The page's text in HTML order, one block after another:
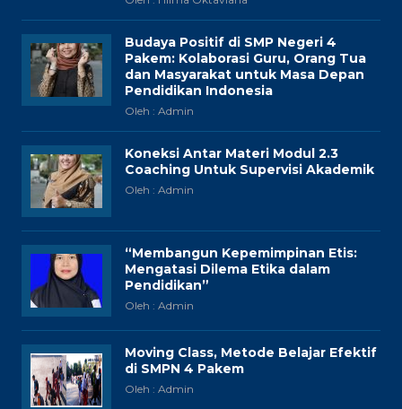
Budaya Positif di SMP Negeri 4
Pakem: Kolaborasi Guru, Orang Tua
dan Masyarakat untuk Masa Depan
Pendidikan Indonesia
Oleh : Admin
Koneksi Antar Materi Modul 2.3
Coaching Untuk Supervisi Akademik
Oleh : Admin
“Membangun Kepemimpinan Etis:
Mengatasi Dilema Etika dalam
Pendidikan”
Oleh : Admin
Moving Class, Metode Belajar Efektif
di SMPN 4 Pakem
Oleh : Admin